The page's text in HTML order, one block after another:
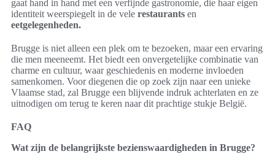
gaat hand in hand met een verfijnde gastronomie, die haar eigen
identiteit weerspiegelt in de vele restaurants en
eetgelegenheden.
Brugge is niet alleen een plek om te bezoeken, maar een ervaring
die men meeneemt. Het biedt een onvergetelijke combinatie van
charme en cultuur, waar geschiedenis en moderne invloeden
samenkomen. Voor diegenen die op zoek zijn naar een unieke
Vlaamse stad, zal Brugge een blijvende indruk achterlaten en ze
uitnodigen om terug te keren naar dit prachtige stukje België.
FAQ
Wat zijn de belangrijkste bezienswaardigheden in Brugge?